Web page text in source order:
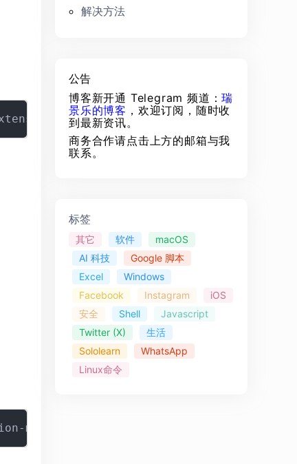
解决方法
公告
博客新开通 Telegram 频道：瑞
景乐的博客 ，欢迎订阅，随时收
到最新资讯。
商务合作请点击上方的邮箱与我
联系。
标签
其它 软件
macOS
AI 科技
Google 脚本
Excel
Windows
Facebook
Instagram
iOS
安全
Shell
Javascript
Twitter (X)
生活
Sololearn
WhatsApp
Linux命令